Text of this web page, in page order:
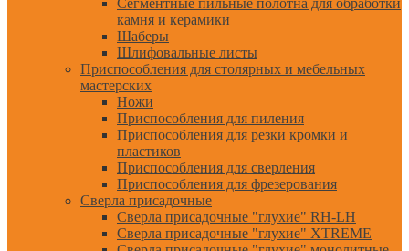
Сегментные пильные полотна для обработки
камня и керамики
Шаберы
Шлифовальные листы
Приспособления для столярных и мебельных
мастерских
Ножи
Приспособления для пиления
Приспособления для резки кромки и
пластиков
Приспособления для сверления
Приспособления для фрезерования
Сверла присадочные
Сверла присадочные "глухие" RH-LH
Сверла присадочные "глухие" XTREME